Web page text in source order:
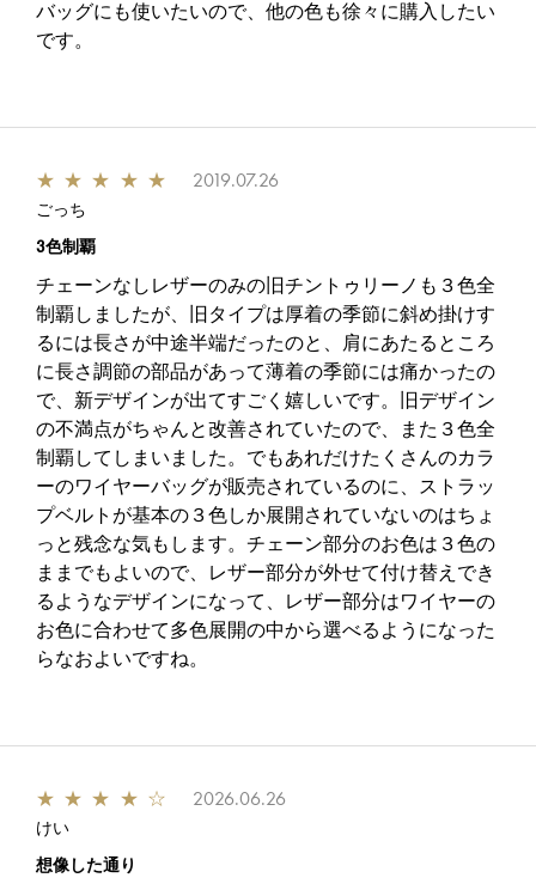
バッグにも使いたいので、他の色も徐々に購入したい
です。
★ ★ ★ ★ ★ 2019.07.26
ごっち
3色制覇
チェーンなしレザーのみの旧チントゥリーノも３色全
制覇しましたが、旧タイプは厚着の季節に斜め掛けす
るには長さが中途半端だったのと、肩にあたるところ
に長さ調節の部品があって薄着の季節には痛かったの
で、新デザインが出てすごく嬉しいです。旧デザイン
の不満点がちゃんと改善されていたので、また３色全
制覇してしまいました。でもあれだけたくさんのカラ
ーのワイヤーバッグが販売されているのに、ストラッ
プベルトが基本の３色しか展開されていないのはちょ
っと残念な気もします。チェーン部分のお色は３色の
ままでもよいので、レザー部分が外せて付け替えでき
るようなデザインになって、レザー部分はワイヤーの
お色に合わせて多色展開の中から選べるようになった
らなおよいですね。
★ ★ ★ ★ ☆ 2026.06.26
けい
想像した通り